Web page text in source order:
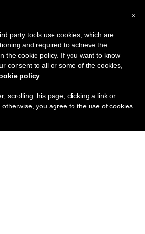
x
party tools use cookies, which are
and required to achieve the
the cookie policy. If you want to know
consent to all or some of the cookies,
policy
scrolling this page, clicking a link or
you agree to the use of cookies.